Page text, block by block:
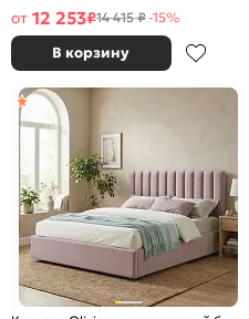
от 12 253₽14 415 ₽-15%
В корзину